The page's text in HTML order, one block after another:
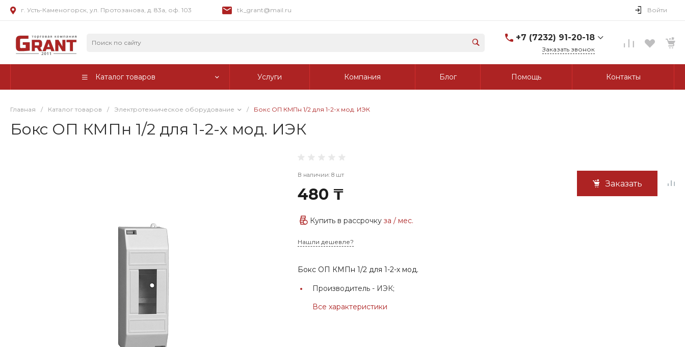
г. Усть-Каменогорск, ул. Протозанова, д. 83а, оф. 103 tk_grant@mail.ru Войти
+7 (7232) 91-20-18
г. Усть-Каменогорск, ул.
Заказать звонок
Каталог товаров Услуги Компания Блог Помощь Контакты
Главная / Каталог товаров / Электротехническое оборудование / Бокс ОП КМПн 1/2 для 1-2-х мод. ИЭК
Бокс ОП КМПн 1/2 для 1-2-х мод. ИЭК
В наличии: 8 шт
480 ₸
Заказать
Купить в рассрочкуза/ мес.
Нашли дешевле?
Бокс ОП КМПн 1/2 для 1-2-х мод.
Производитель - ИЭК;
Все характеристики